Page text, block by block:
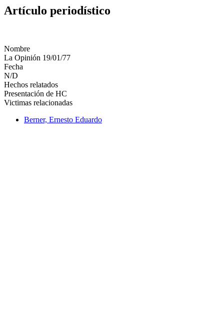
Artículo periodístico
Nombre
La Opinión 19/01/77
Fecha
N/D
Hechos relatados
Presentación de HC
Victimas relacionadas
Berner, Ernesto Eduardo